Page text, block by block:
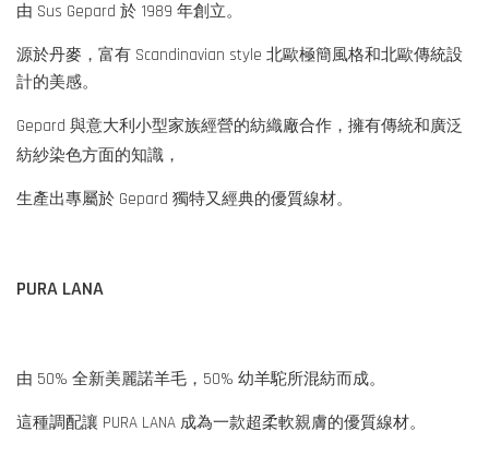
由 Sus Gepard 於 1989 年創立。
源於丹麥，富有 Scandinavian style 北歐極簡風格和北歐傳統設
計的美感。
Gepard 與意大利小型家族經營的紡織廠合作，擁有傳統和廣泛
紡紗染色方面的知識，
生產出專屬於 Gepard 獨特又經典的優質線材。
PURA LANA
由 50% 全新美麗諾羊毛，50% 幼羊駝所混紡而成。
這種調配讓 PURA LANA 成為一款超柔軟親膚的優質線材。